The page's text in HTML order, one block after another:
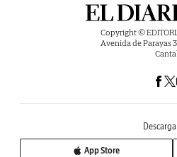
Copyright ©
Avenida de Parayas
App Store